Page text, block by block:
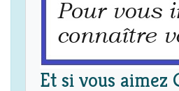
Et si vous aimez